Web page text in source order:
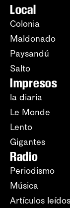
Local
Colonia
Maldonado
Paysandú
Salto
Impresos
la diaria
Le Monde
Lento
Gigantes
Radio
Periodismo
Música
Artículos leídos